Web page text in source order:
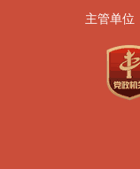
主管单位
地